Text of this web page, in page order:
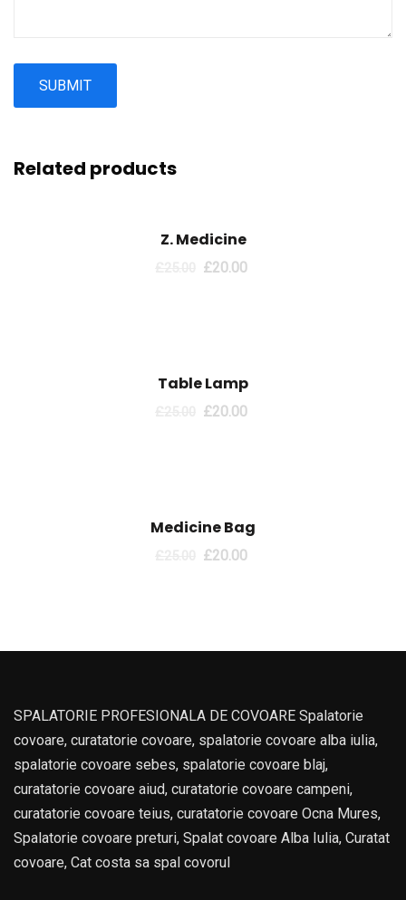
Related products
Z. Medicine
£20.00
Table Lamp
£20.00
Medicine Bag
£20.00
SPALATORIE PROFESIONALA DE COVOARE Spalatorie
covoare, curatatorie covoare, spalatorie covoare alba iulia,
spalatorie covoare sebes, spalatorie covoare blaj,
curatatorie covoare aiud, curatatorie covoare campeni,
curatatorie covoare teius, curatatorie covoare Ocna Mures,
Spalatorie covoare preturi, Spalat covoare Alba Iulia, Curatat
covoare, Cat costa sa spal covorul